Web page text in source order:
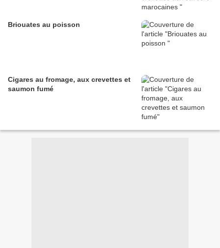
Briouates au poisson
Cigares au fromage, aux crevettes et
saumon fumé